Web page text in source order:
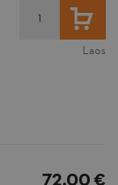
LISA
Laos